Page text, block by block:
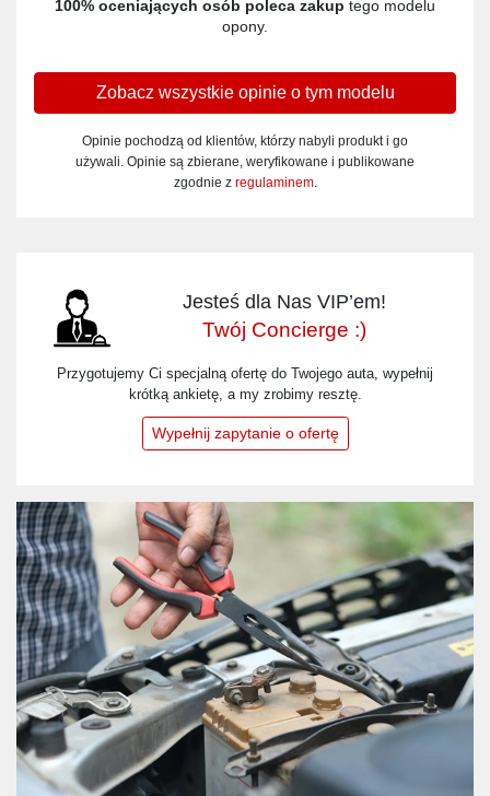
100% oceniających osób poleca zakup tego modelu
opony.
Zobacz wszystkie opinie o tym modelu
Opinie pochodzą od klientów, którzy nabyli produkt i go
używali. Opinie są zbierane, weryfikowane i publikowane
zgodnie z regulaminem.
Jesteś dla Nas VIP’em!
Twój Concierge :)
Przygotujemy Ci specjalną ofertę do Twojego auta, wypełnij
krótką ankietę, a my zrobimy resztę.
Wypełnij zapytanie o ofertę